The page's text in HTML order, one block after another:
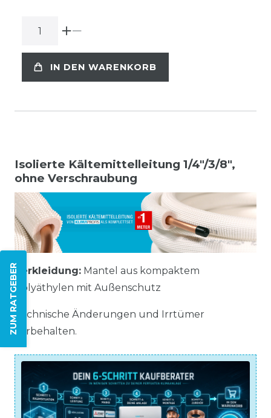
ZUM RATGEBER
IN DEN WARENKORB
Isolierte Kältemittelleitung 1/4"/3/8",
ohne Verschraubung
Verkleidung: Mantel aus kompaktem
Polyäthylen mit Außenschutz
Technische Änderungen und Irrtümer
vorbehalten.